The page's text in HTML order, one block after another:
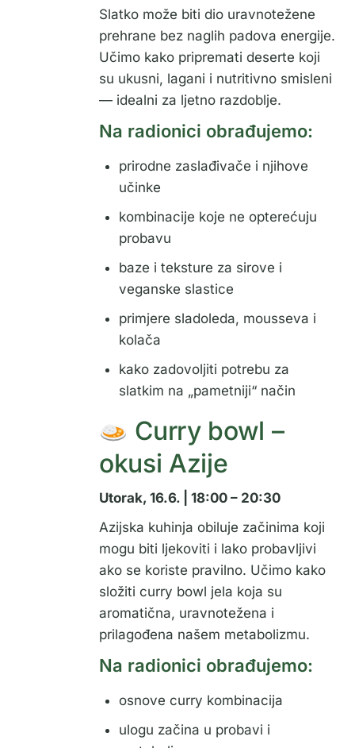
Slatko može biti dio uravnotežene
prehrane bez naglih padova energije.
Učimo kako pripremati deserte koji
su ukusni, lagani i nutritivno smisleni
— idealni za ljetno razdoblje.
Na radionici obrađujemo:
prirodne zaslađivače i njihove
učinke
kombinacije koje ne opterećuju
probavu
baze i teksture za sirove i
veganske slastice
primjere sladoleda, mousseva i
kolača
kako zadovoljiti potrebu za
slatkim na „pametniji“ način
Curry bowl –
okusi Azije
Utorak, 16.6. | 18:00 – 20:30
Azijska kuhinja obiluje začinima koji
mogu biti ljekoviti i lako probavljivi
ako se koriste pravilno. Učimo kako
složiti curry bowl jela koja su
aromatična, uravnotežena i
prilagođena našem metabolizmu.
Na radionici obrađujemo:
osnove curry kombinacija
ulogu začina u probavi i